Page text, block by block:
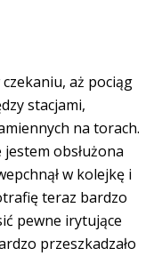
aż pociąg
stacjami,
na torach.
obsłużona
w kolejkę i
teraz bardzo
pewne irytujące
przeszkadzało